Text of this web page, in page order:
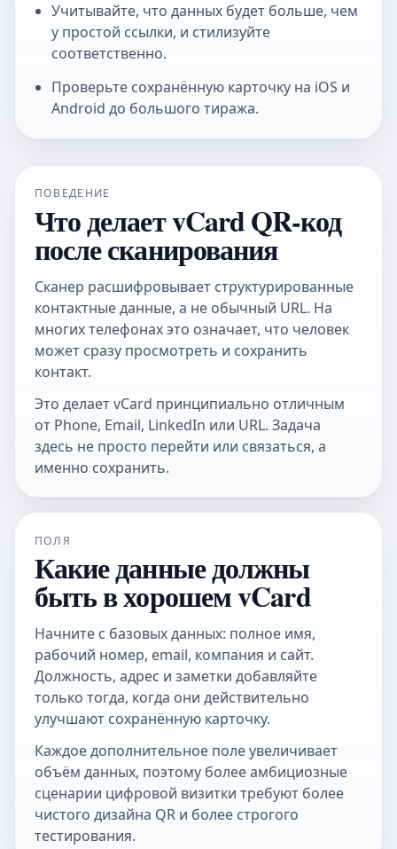
Учитывайте, что данных будет больше, чем
у простой ссылки, и стилизуйте
соответственно.
Проверьте сохранённую карточку на iOS и
Android до большого тиража.
ПОВЕДЕНИЕ
Что делает vCard QR-код
после сканирования
Сканер расшифровывает структурированные
контактные данные, а не обычный URL. На
многих телефонах это означает, что человек
может сразу просмотреть и сохранить
контакт.
Это делает vCard принципиально отличным
от Phone, Email, LinkedIn или URL. Задача
здесь не просто перейти или связаться, а
именно сохранить.
ПОЛЯ
Какие данные должны
быть в хорошем vCard
Начните с базовых данных: полное имя,
рабочий номер, email, компания и сайт.
Должность, адрес и заметки добавляйте
только тогда, когда они действительно
улучшают сохранённую карточку.
Каждое дополнительное поле увеличивает
объём данных, поэтому более амбициозные
сценарии цифровой визитки требуют более
чистого дизайна QR и более строгого
тестирования.